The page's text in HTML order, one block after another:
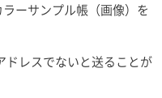
ーサンプル帳（画像）を
ドレスでないと送ることが